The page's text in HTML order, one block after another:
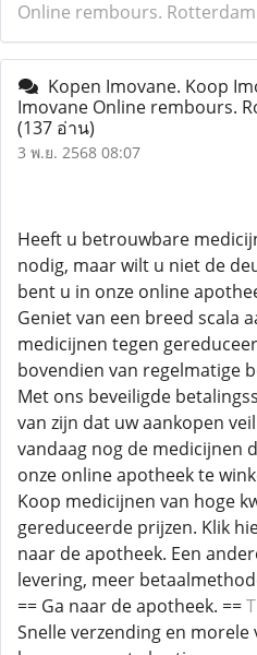
Online rembours.
Kopen Imovane. Koop
Imovane Online rembours.
(137 อ่าน)
3 พ.ย. 2568 08:07
Heeft u betrouwbare
nodig, maar wilt u niet de
bent u in onze online
Geniet van een breed scala
medicijnen tegen
bovendien van regelmatige
Met ons beveiligde
van zijn dat uw aankopen
vandaag nog de medicijnen
onze online apotheek te
Koop medicijnen van hoge
gereduceerde prijzen. Klik
naar de apotheek. Een
levering, meer
== Ga naar de apotheek. ==
Snelle verzending en